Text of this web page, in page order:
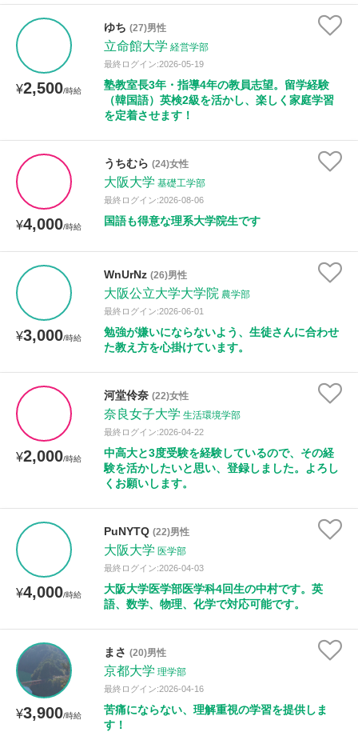
¥2,500/時給
ゆち (27)男性
立命館大学 経営学部
最終ログイン:2026-05-19
塾教室長3年・指導4年の教員志望。留学経験
（韓国語）英検2級を活かし、楽しく家庭学習
を定着させます！
¥4,000/時給
うちむら (24)女性
大阪大学 基礎工学部
最終ログイン:2026-08-06
国語も得意な理系大学院生です
¥3,000/時給
WnUrNz (26)男性
大阪公立大学大学院 農学部
最終ログイン:2026-06-01
勉強が嫌いにならないよう、生徒さんに合わせ
た教え方を心掛けています。
¥2,000/時給
河堂伶奈 (22)女性
奈良女子大学 生活環境学部
最終ログイン:2026-04-22
中高大と3度受験を経験しているので、その経
験を活かしたいと思い、登録しました。よろし
くお願いします。
¥4,000/時給
PuNYTQ (22)男性
大阪大学 医学部
最終ログイン:2026-04-03
大阪大学医学部医学科4回生の中村です。英
語、数学、物理、化学で対応可能です。
¥3,900/時給
まさ (20)男性
京都大学 理学部
最終ログイン:2026-04-16
苦痛にならない、理解重視の学習を提供しま
す！